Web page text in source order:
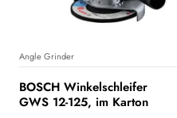
Angle Grinder
BOSCH Winkelschleifer
GWS 12-125, im Karton